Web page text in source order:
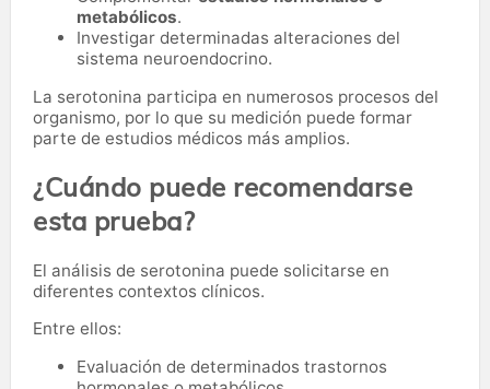
metabólicos.
Investigar determinadas alteraciones del
sistema neuroendocrino.
La serotonina participa en numerosos procesos del
organismo, por lo que su medición puede formar
parte de estudios médicos más amplios.
¿Cuándo puede recomendarse
esta prueba?
El análisis de serotonina puede solicitarse en
diferentes contextos clínicos.
Entre ellos:
Evaluación de determinados trastornos